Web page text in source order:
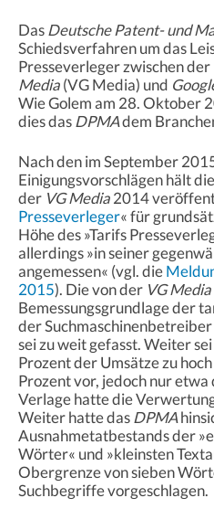
DasDeutsche Patent- und
Schiedsverfahren um das
Presseverleger zwischen der
Media(VG Media) und
Wie Golem am 28. Oktober
dies dasDPMAdem
Nach den im September
Einigungsvorschlägen hält
der VG Media2014
Presseverleger« für
Höhe des »Tarifs
allerdings »in seiner
angemessen« (vgl. die
2015). Die von der VG Media
Bemessungsgrundlage der
der
sei zu weit gefasst. Weiter
Prozent der Umsätze zu
Prozent vor, jedoch nur
Verlage hatte die
Weiter hatte dasDPMA
Ausnahmetatbestands der
Wörter« und »kleinsten
Obergrenze von sieben
Suchbegriffe vorgeschlagen.